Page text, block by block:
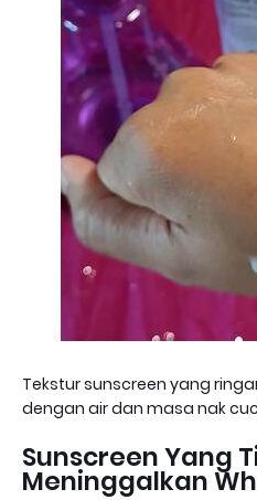
Tekstur sunscreen yang
dengan air dan masa nak
Sunscreen Yang
Meninggalkan